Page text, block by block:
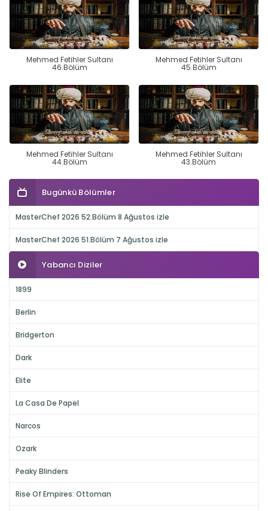
Mehmed Fetihler Sultanı
46.Bölüm
Mehmed Fetihler Sultanı
45.Bölüm
Mehmed Fetihler Sultanı
44.Bölüm
Mehmed Fetihler Sultanı
43.Bölüm
Bugünkü Bölümler
MasterChef 2026 52.Bölüm 8 Ağustos izle
MasterChef 2026 51.Bölüm 7 Ağustos izle
Yabancı Diziler
1899
Berlin
Bridgerton
Dark
Elite
La Casa De Papel
Narcos
Ozark
Peaky Blinders
Rise Of Empires: Ottoman